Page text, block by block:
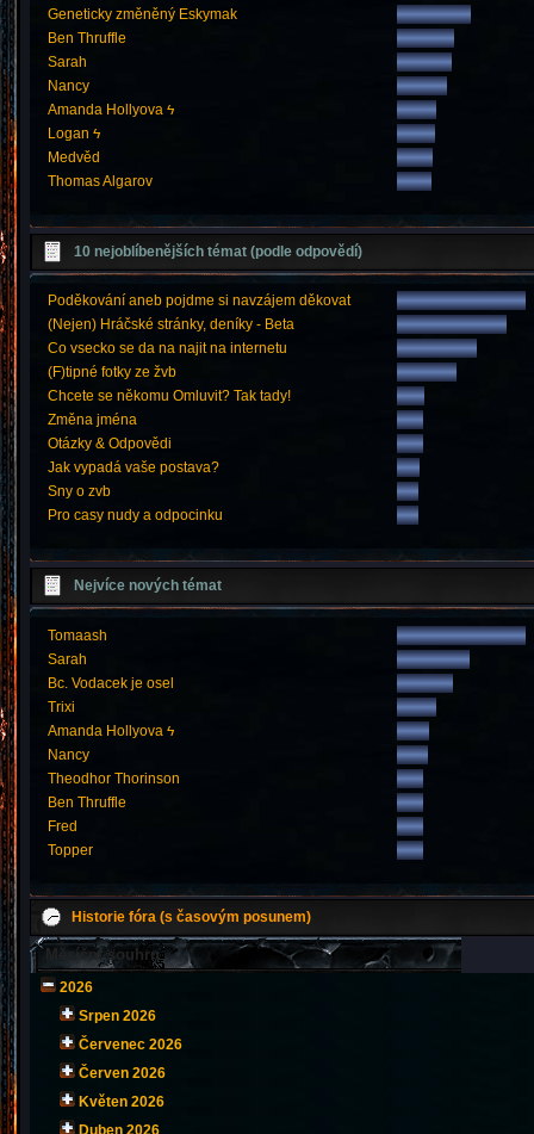
Geneticky změněný Eskymak
Ben Thruffle
Sarah
Nancy
Amanda Hollyova ϟ
Logan ϟ
Medvěd
Thomas Algarov
10 nejoblíbenějších témat (podle odpovědí)
Poděkování aneb pojdme si navzájem děkovat
(Nejen) Hráčské stránky, deníky - Beta
Co vsecko se da na najit na internetu
(F)tipné fotky ze žvb
Chcete se někomu Omluvit? Tak tady!
Změna jména
Otázky & Odpovědi
Jak vypadá vaše postava?
Sny o zvb
Pro casy nudy a odpocinku
Nejvíce nových témat
Tomaash
Sarah
Bc. Vodacek je osel
Trixi
Amanda Hollyova ϟ
Nancy
Theodhor Thorinson
Ben Thruffle
Fred
Topper
Historie fóra (s časovým posunem)
Měsíční souhrn
2026
Srpen 2026
Červenec 2026
Červen 2026
Květen 2026
Duben 2026